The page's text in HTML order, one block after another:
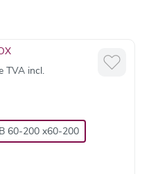
court ou long ?
TVA incl.
60-200 x60-200